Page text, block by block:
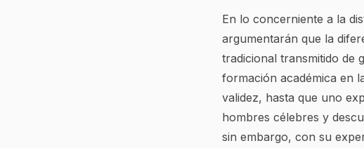
En lo concerniente a la
argumentarán que la
tradicional transmitido de
formación académica en
validez, hasta que uno
hombres célebres y
sin embargo, con su